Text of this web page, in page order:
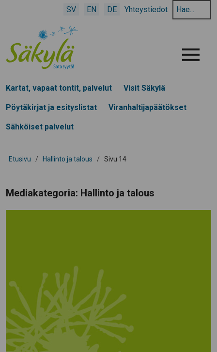
SV EN DE Yhteystiedot
Hae
hakusanalla:
Menu
Kartat, vapaat tontit, palvelut Visit Säkylä
Pöytäkirjat ja esityslistat Viranhaltijapäätökset
Sähköiset palvelut
Etusivu / Hallinto ja talous / Sivu 14
Mediakategoria: Hallinto ja talous